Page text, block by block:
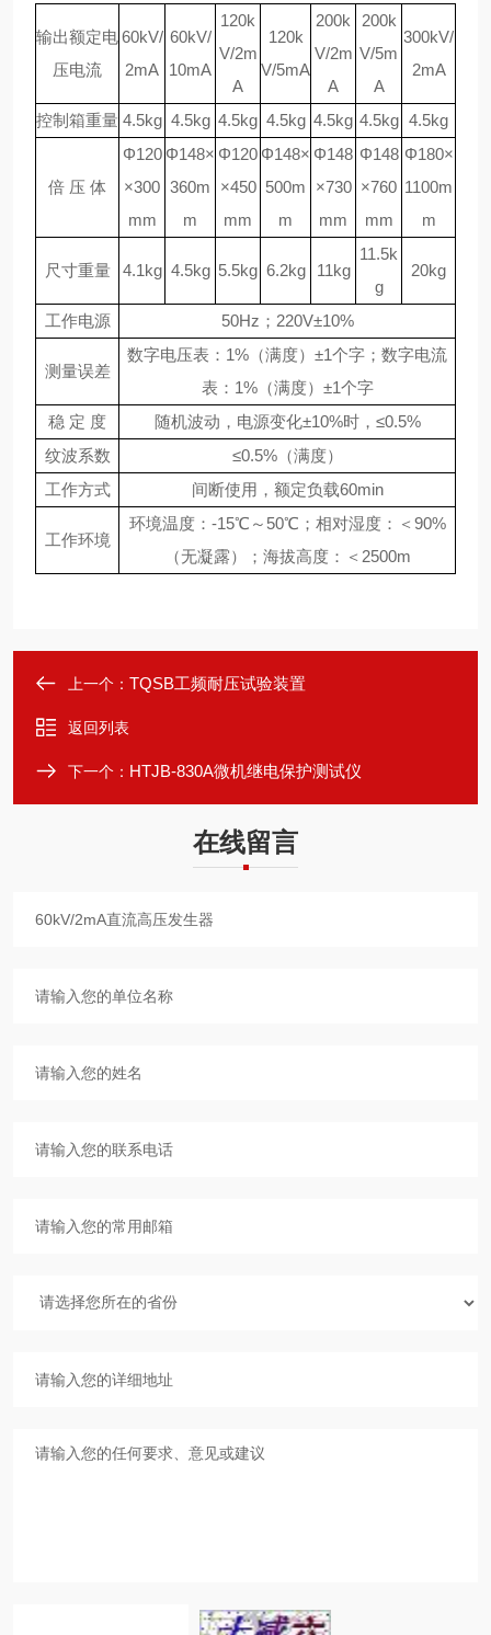
输出额定电
压电流
60kV/
2mA
60kV/
10mA
120k
V/2m
A
120k
V/5mA
200k
V/2m
A
200k
V/5m
A
300kV/
2mA
控制箱重量 4.5kg 4.5kg 4.5kg 4.5kg 4.5kg 4.5kg 4.5kg
倍 压 体
Φ120
×300
mm
Φ148×
360m
m
Φ120
×450
mm
Φ148×
500m
m
Φ148
×730
mm
Φ148
×760
mm
Φ180×
1100m
m
尺寸重量 4.1kg 4.5kg 5.5kg 6.2kg 11kg
11.5k
g
20kg
工作电源 50Hz；220V±10%
测量误差
数字电压表：1%（满度）±1个字；数字电流
表：1%（满度）±1个字
稳 定 度
随机波动，电源变化±10%时，≤0.5%
纹波系数
≤0.5%（满度）
工作方式
间断使用，额定负载60min
工作环境
环境温度：-15℃～50℃；相对湿度：＜90%
（无凝露）；海拔高度：＜2500m
上一个： TQSB工频耐压试验装置
返回列表
下一个： HTJB-830A微机继电保护测试仪
在线留言